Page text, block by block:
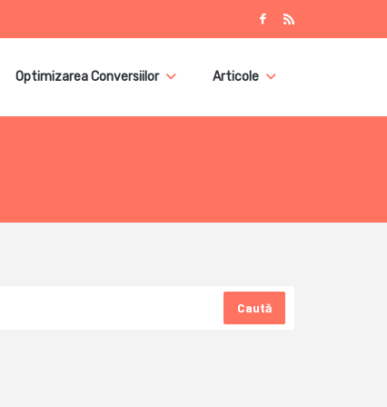
Optimizarea Conversiilor Articole
Caută